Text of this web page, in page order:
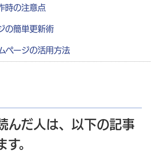
時の注意点
の簡単更新術
ページの活用方法
んだ人は、以下の記事
。